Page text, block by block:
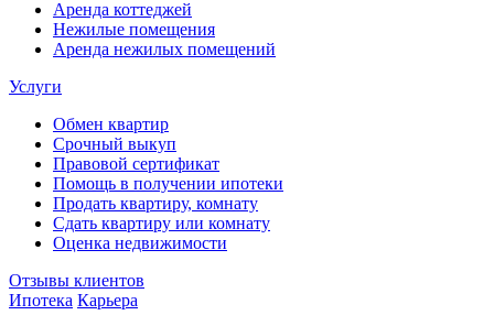
Аренда коттеджей
Нежилые помещения
Аренда нежилых помещений
Услуги
Обмен квартир
Срочный выкуп
Правовой сертификат
Помощь в получении ипотеки
Продать квартиру, комнату
Сдать квартиру или комнату
Оценка недвижимости
Отзывы клиентов
Ипотека Карьера